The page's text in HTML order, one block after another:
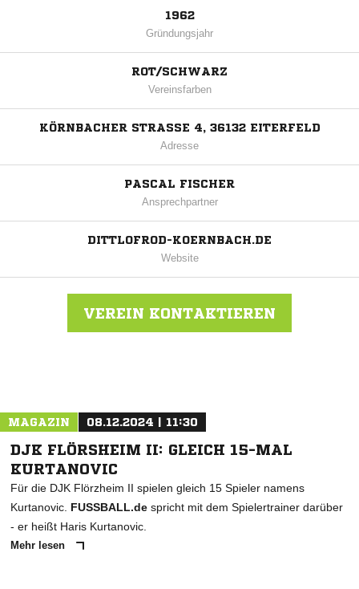
1962
Gründungsjahr
ROT/SCHWARZ
Vereinsfarben
KÖRNBACHER STRASSE 4, 36132 EITERFELD
Adresse
PASCAL FISCHER
Ansprechpartner
DITTLOFROD-KOERNBACH.DE
Website
VEREIN KONTAKTIEREN
MAGAZIN 08.12.2024 | 11:30
DJK FLÖRSHEIM II: GLEICH 15-MAL
KURTANOVIC
Für die DJK Flörzheim II spielen gleich 15 Spieler namens
Kurtanovic. FUSSBALL.de spricht mit dem Spielertrainer darüber
- er heißt Haris Kurtanovic.
Mehr lesen